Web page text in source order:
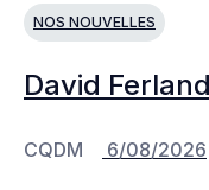
NOS NOUVELLES
David
CQDM 6/08/2026